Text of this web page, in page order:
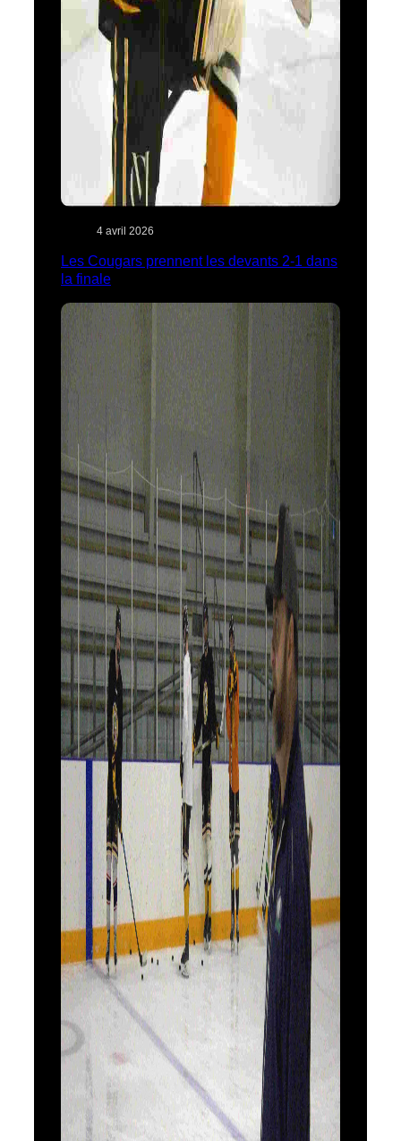
4 avril 2026
Les Cougars prennent les devants 2-1 dans
la finale